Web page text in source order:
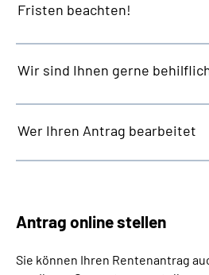
Fristen beachten!
Wir sind Ihnen gerne
Wer Ihren Antrag bearbeitet
Antrag online stellen
Sie können Ihren Rentenantrag